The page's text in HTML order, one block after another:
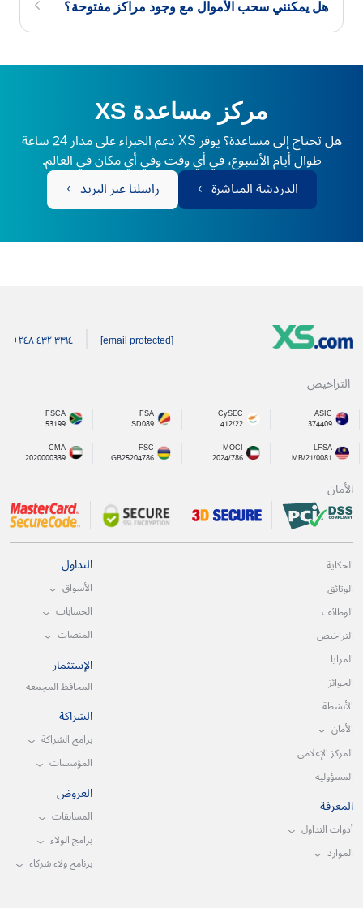
هل يمكنني سحب الأموال مع وجود مراكز مفتوحة؟
مركز مساعدة XS
هل تحتاج إلى مساعدة؟ يوفر XS دعم الخبراء على مدار 24 ساعة
طوال أيام الأسبوع، في أي وقت وفي أي مكان في العالم.
الدردشة المباشرة
راسلنا عبر البريد
[email protected] +۲٤۸ ٤۳۲ ۳۳۱٤
التراخيص
ASIC
374409
CySEC
412/22
FSA
SD089
FSCA
53199
LFSA
MB/21/0081
MOCI
2024/786
FSC
GB25204786
CMA
2020000339
الأمان
الحكاية
الوثائق
الوظائف
التراخيص
المزايا
الجوائز
الأنشطة
الأمان
المركز الإعلامي
المسؤولية
المعرفة
أدوات التداول
الموارد
التداول
الأسواق
الحسابات
المنصات
الإستثمار
المحافظ المجمعة
الشراكة
برامج الشراكة
المؤسسات
العروض
المسابقات
برامج الولاء
برنامج ولاء شركاء